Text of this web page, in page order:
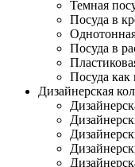
Темная
Посуда в
Посуда в
Посуда
Дизайнерская